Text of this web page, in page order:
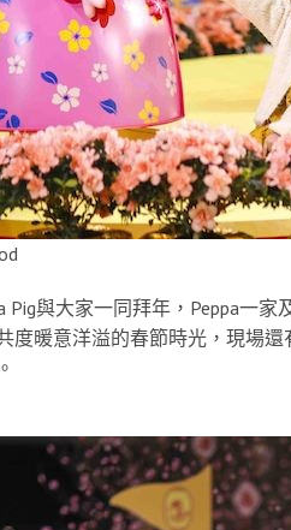
Pig與大家一同拜年，Peppa一
度暖意洋溢的春節時光，現場還